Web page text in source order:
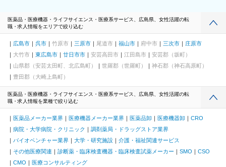
医薬品・医療機器・ライフサイエンス・医療系サービス、広島県、女性活躍の転
職・求人情報をエリアで絞り込む
広島市 呉市 竹原市 三原市 尾道市 福山市 府中市 三次市
庄原市
大竹市
東広島市 廿日市市 安芸高田市 江田島市
安芸郡（坂町）
山県郡（安芸太田町、北広島町）
世羅郡（世羅町）
神石郡（神石高原町）
豊田郡（大崎上島町）
医薬品・医療機器・ライフサイエンス・医療系サービス、広島県、女性活躍の転
職・求人情報を業種で絞り込む
医薬品メーカー業界 医療機器メーカー業界 医薬品卸 医療機器卸
CRO
病院・大学病院・クリニック
調剤薬局・ドラッグストア業界
バイオベンチャー業界
大学・研究施設
介護・福祉関連サービス
その他医療関連
診断薬・臨床検査機器・臨床検査試薬メーカー SMO
CSO
CMO
医療コンサルティング